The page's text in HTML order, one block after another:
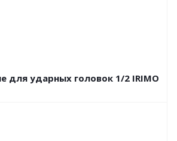
для ударных головок 1/2 IRIMO